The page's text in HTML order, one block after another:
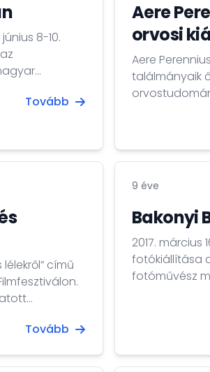
8-10.
jó
Tovább
Aere
orvosi
Aere
találmányaik őrzik 2017. április 28-án kiállítás
orvostudományi
alapján
című
Tovább
9 éve
Bakonyi
2017. március
fotókiállítása
fotóművész